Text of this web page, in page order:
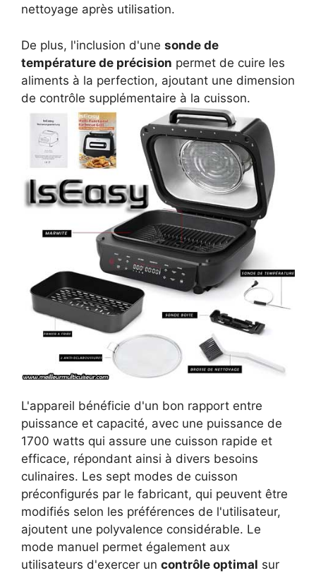
nettoyage après utilisation.
De plus, l'inclusion d'une sonde de
température de précision permet de cuire les
aliments à la perfection, ajoutant une dimension
de contrôle supplémentaire à la cuisson.
L'appareil bénéficie d'un bon rapport entre
puissance et capacité, avec une puissance de
1700 watts qui assure une cuisson rapide et
efficace, répondant ainsi à divers besoins
culinaires. Les sept modes de cuisson
préconfigurés par le fabricant, qui peuvent être
modifiés selon les préférences de l'utilisateur,
ajoutent une polyvalence considérable. Le
mode manuel permet également aux
utilisateurs d'exercer un contrôle optimal sur